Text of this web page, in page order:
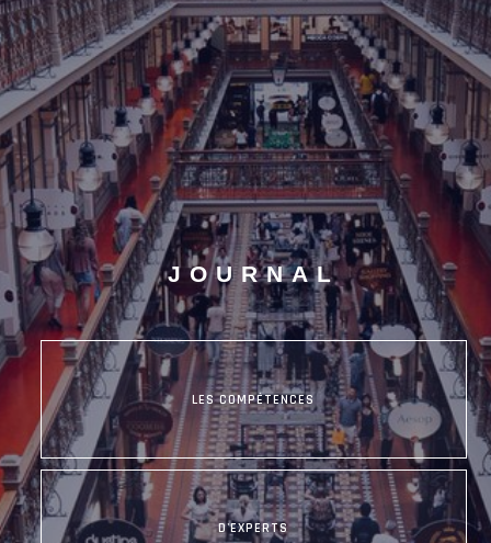
JOURNAL
LES COMPÉTENCES
D'EXPERTS